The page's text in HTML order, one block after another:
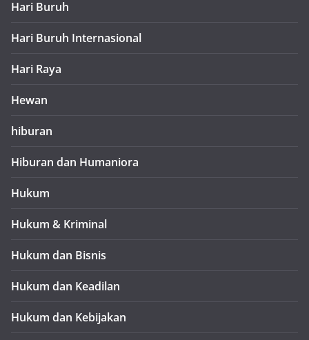
Hari Buruh
Hari Buruh Internasional
Hari Raya
Hewan
hiburan
Hiburan dan Humaniora
Hukum
Hukum & Kriminal
Hukum dan Bisnis
Hukum dan Keadilan
Hukum dan Kebijakan